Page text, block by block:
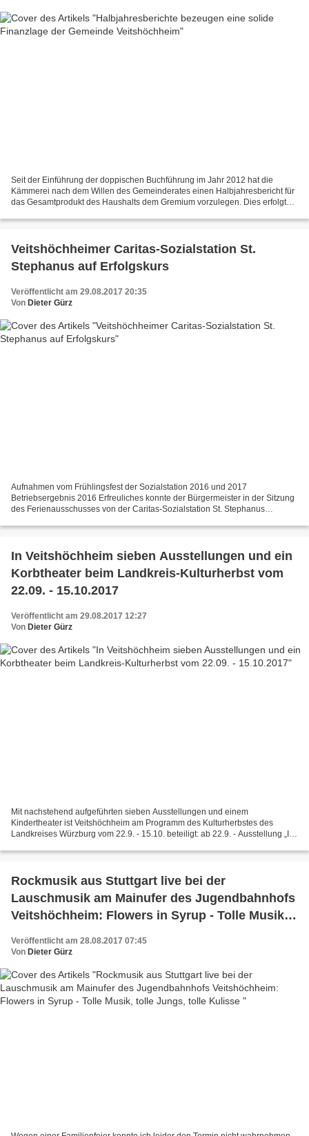
Seit der Einführung der doppischen Buchführung im Jahr 2012 hat die
Kämmerei nach dem Willen des Gemeinderates einen Halbjahresbericht für
das Gesamtprodukt des Haushalts dem Gremium vorzulegen. Dies erfolgte
Veitshöchheimer Caritas-Sozialstation St.
Stephanus auf Erfolgskurs
Veröffentlicht am 29.08.2017 20:35
Von Dieter Gürz
Aufnahmen vom Frühlingsfest der Sozialstation 2016 und 2017
Betriebsergebnis 2016 Erfreuliches konnte der Bürgermeister in der Sitzung
des Ferienausschusses von der Caritas-Sozialstation St. Stephanus
In Veitshöchheim sieben Ausstellungen und ein
Korbtheater beim Landkreis-Kulturherbst vom
22.09. - 15.10.2017
Veröffentlicht am 29.08.2017 12:27
Von Dieter Gürz
Mit nachstehend aufgeführten sieben Ausstellungen und einem
Kindertheater ist Veitshöchheim am Programm des Kulturherbstes des
Landkreises Würzburg vom 22.9. - 15.10. beteiligt: ab 22.9. - Ausstellung „Im
Rockmusik aus Stuttgart live bei der
Lauschmusik am Mainufer des Jugendbahnhofs
Veitshöchheim: Flowers in Syrup - Tolle Musik,
Veröffentlicht am 28.08.2017 07:45
Von Dieter Gürz